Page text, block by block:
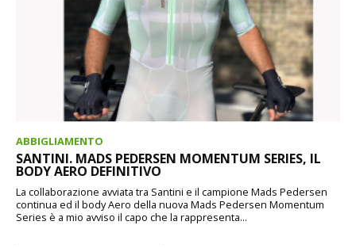
ABBIGLIAMENTO
SANTINI. MADS PEDERSEN MOMENTUM SERIES, IL
BODY AERO DEFINITIVO
La collaborazione avviata tra Santini e il campione Mads Pedersen
continua ed il body Aero della nuova Mads Pedersen Momentum
Series è a mio avviso il capo che la rappresenta...